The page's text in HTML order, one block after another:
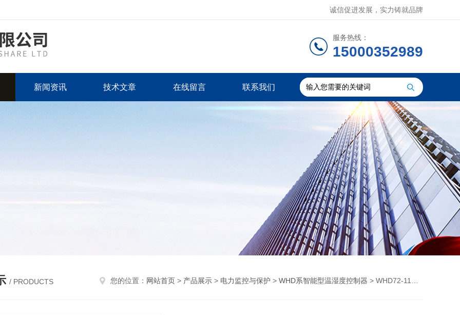
诚信促进发展，实力铸就品牌
服务热线：
15000352989
新闻资讯 技术文章 在线留言 联系我们
/ PRODUCTS 您的位置： 网站首页 > 产品展示 > 电力监控与保护 > WHD系智能型温湿度控制器 > WHD72-11温湿度控制器 测量控制1路温度湿度